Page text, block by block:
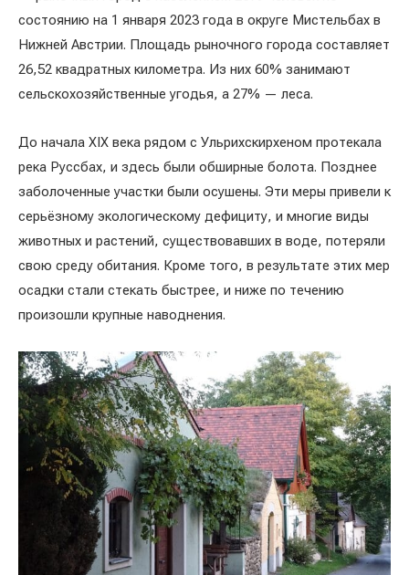
состоянию на 1 января 2023 года в округе Мистельбах в
Нижней Австрии. Площадь рыночного города составляет
26,52 квадратных километра. Из них 60% занимают
сельскохозяйственные угодья, а 27% — леса.
До начала XIX века рядом с Ульрихскирхеном протекала
река Руссбах, и здесь были обширные болота. Позднее
заболоченные участки были осушены. Эти меры привели к
серьёзному экологическому дефициту, и многие виды
животных и растений, существовавших в воде, потеряли
свою среду обитания. Кроме того, в результате этих мер
осадки стали стекать быстрее, и ниже по течению
произошли крупные наводнения.